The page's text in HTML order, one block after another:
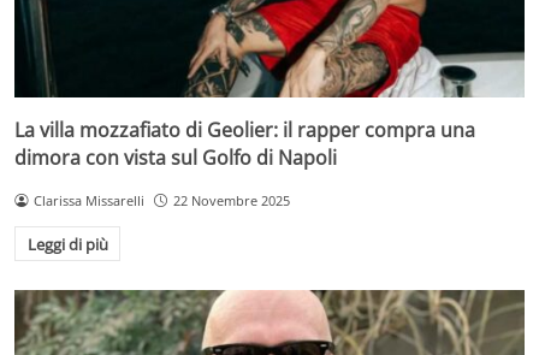
La villa mozzafiato di Geolier: il rapper compra una
dimora con vista sul Golfo di Napoli
Clarissa Missarelli 22 Novembre 2025
Leggi di più